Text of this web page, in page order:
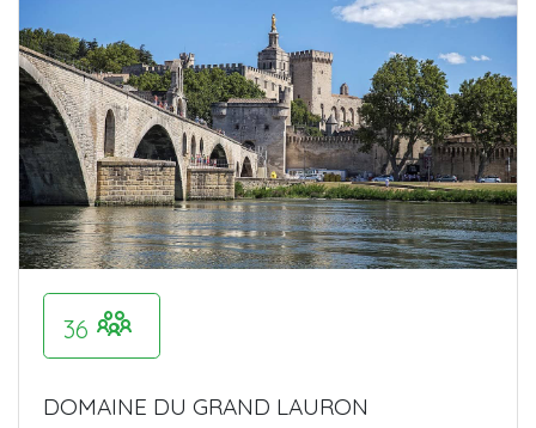
36
DOMAINE DU GRAND LAURON